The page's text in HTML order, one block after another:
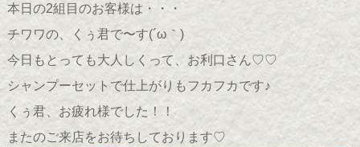
本日の2組目のお客様は・・・
チワワの、くぅ君で〜す(´ω｀ )
今日もとっても大人しくって、お利口さん♡♡
シャンプーセットで仕上がりもフカフカです♪
くぅ君、お疲れ様でした！！
またのご来店をお待ちしております♡